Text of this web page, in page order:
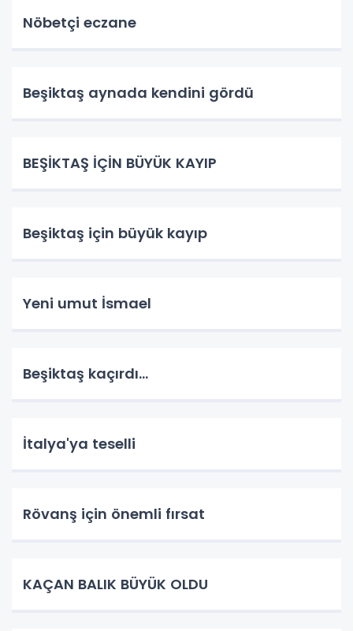
Nöbetçi eczane
Beşiktaş aynada kendini gördü
BEŞİKTAŞ İÇİN BÜYÜK KAYIP
Beşiktaş için büyük kayıp
Yeni umut İsmael
Beşiktaş kaçırdı...
İtalya'ya teselli
Rövanş için önemli fırsat
KAÇAN BALIK BÜYÜK OLDU